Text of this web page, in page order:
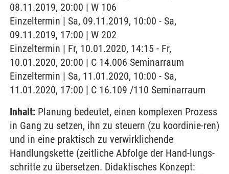
08.11.2019, 20:00 | W 106
Einzeltermin | Sa, 09.11.2019, 10:00 - Sa,
09.11.2019, 17:00 | W 202
Einzeltermin | Fr, 10.01.2020, 14:15 - Fr,
10.01.2020, 20:00 | C 14.006 Seminarraum
Einzeltermin | Sa, 11.01.2020, 10:00 - Sa,
11.01.2020, 17:00 | C 16.109 /110 Seminarraum
Inhalt: Planung bedeutet, einen komplexen Prozess
in Gang zu setzen, ihn zu steuern (zu koordinie-ren)
und in eine praktisch zu verwirklichende
Handlungskette (zeitliche Abfolge der Hand-lungs-
schritte zu übersetzen. Didaktisches Konzept: